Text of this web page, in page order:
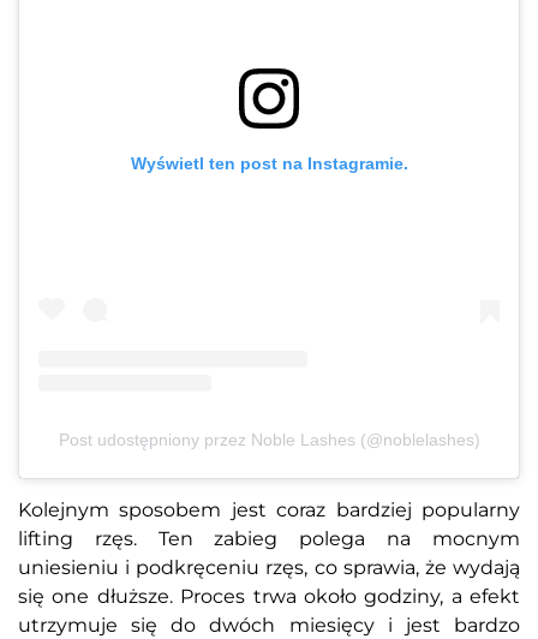
Wyświetl ten post na Instagramie.
Post udostępniony przez Noble Lashes (@noblelashes)
Kolejnym sposobem jest coraz bardziej popularny
lifting rzęs. Ten zabieg polega na mocnym
uniesieniu i podkręceniu rzęs, co sprawia, że wydają
się one dłuższe. Proces trwa około godziny, a efekt
utrzymuje się do dwóch miesięcy i jest bardzo